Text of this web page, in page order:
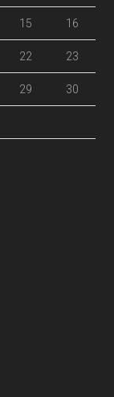
15 16
22 23
29 30